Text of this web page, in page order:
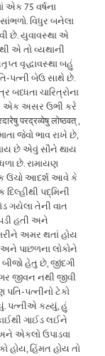
75 વર્ષના
વિધુર બનેલા
છે. યુવાવસ્થા એ
એ તો વ્યથાની
વૃદ્ધાવસ્થા બહું
પત્ની બેઉ સાથે છે.
ચારિત્રોના
એક અસર ઉભી કરે
परद्रव्येषु लोष्ठवत् ,
જેવો ભાવ રાખે છે,
છે એવું સૌને થાય
છે. રામાયણ
ઉંચો આદર્શ આવે કે
પદ્મિની
ગયેલા તેની વાત
હતી અને
અમર થતાં હોય
પાછળના લોકોને
હેતુ છે, જીંદગી
જીવન નથી જીવી
પત્નીનો ટેકો
પત્નીએ કહ્યું, હું
ગાઈડ લઈને
એકલો ઉપાડવા
હોય, હિંમત હોય તો